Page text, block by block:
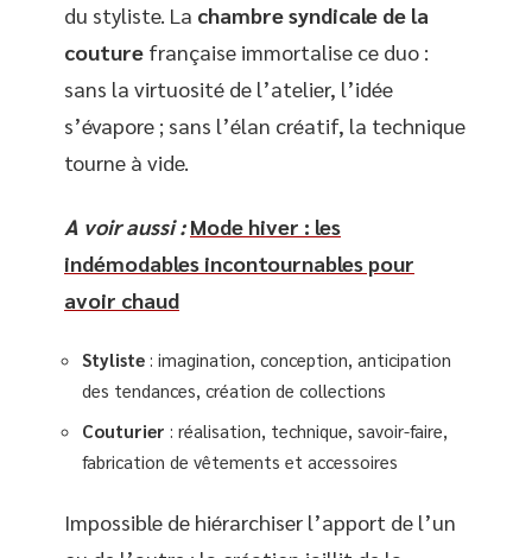
du styliste. La chambre syndicale de la
couture française immortalise ce duo :
sans la virtuosité de l’atelier, l’idée
s’évapore ; sans l’élan créatif, la technique
tourne à vide.
A voir aussi : Mode hiver : les
indémodables incontournables pour
avoir chaud
Styliste : imagination, conception, anticipation
des tendances, création de collections
Couturier : réalisation, technique, savoir-faire,
fabrication de vêtements et accessoires
Impossible de hiérarchiser l’apport de l’un